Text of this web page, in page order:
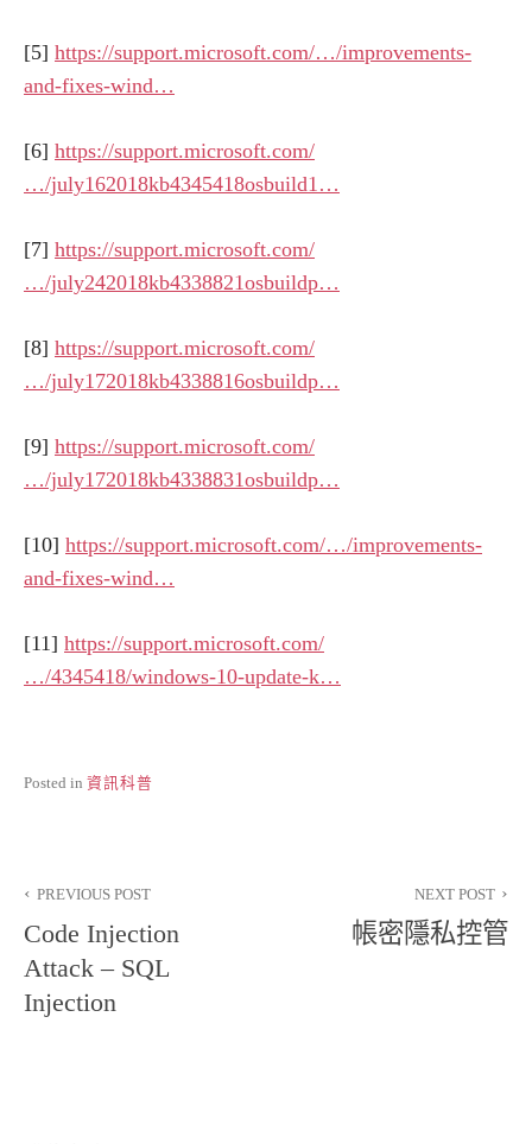
[5] https://support.microsoft.com/…/improvements-
and-fixes-wind…
[6] https://support.microsoft.com/
…/july162018kb4345418osbuild1…
[7] https://support.microsoft.com/
…/july242018kb4338821osbuildp…
[8] https://support.microsoft.com/
…/july172018kb4338816osbuildp…
[9] https://support.microsoft.com/
…/july172018kb4338831osbuildp…
[10] https://support.microsoft.com/…/improvements-
and-fixes-wind…
[11] https://support.microsoft.com/
…/4345418/windows-10-update-k…
Posted in 資訊科普
章
導
覽
PREVIOUS POST
Code Injection
Attack – SQL
Injection
NEXT POST
帳密隱私控管